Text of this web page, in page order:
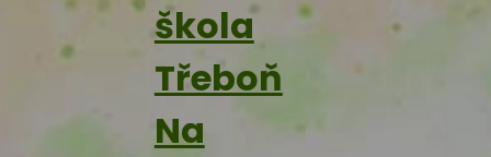
škola
Třeboň
Na